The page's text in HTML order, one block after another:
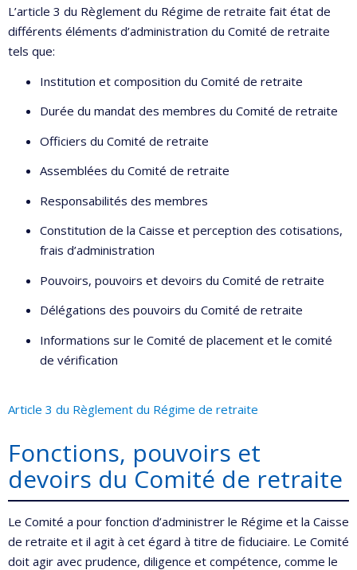
L’article 3 du Règlement du Régime de retraite fait état de
différents éléments d’administration du Comité de retraite
tels que:
Institution et composition du Comité de retraite
Durée du mandat des membres du Comité de retraite
Officiers du Comité de retraite
Assemblées du Comité de retraite
Responsabilités des membres
Constitution de la Caisse et perception des cotisations,
frais d’administration
Pouvoirs, pouvoirs et devoirs du Comité de retraite
Délégations des pouvoirs du Comité de retraite
Informations sur le Comité de placement et le comité
de vérification
Article 3 du Règlement du Régime de retraite
Fonctions, pouvoirs et
devoirs du Comité de retraite
Le Comité a pour fonction d’administrer le Régime et la Caisse
de retraite et il agit à cet égard à titre de fiduciaire. Le Comité
doit agir avec prudence, diligence et compétence, comme le